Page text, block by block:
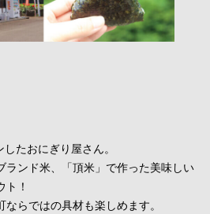
たおにぎり屋さん。
ランド米、「頂米」で作った美味しい
ト！
らではの具材も楽しめます。